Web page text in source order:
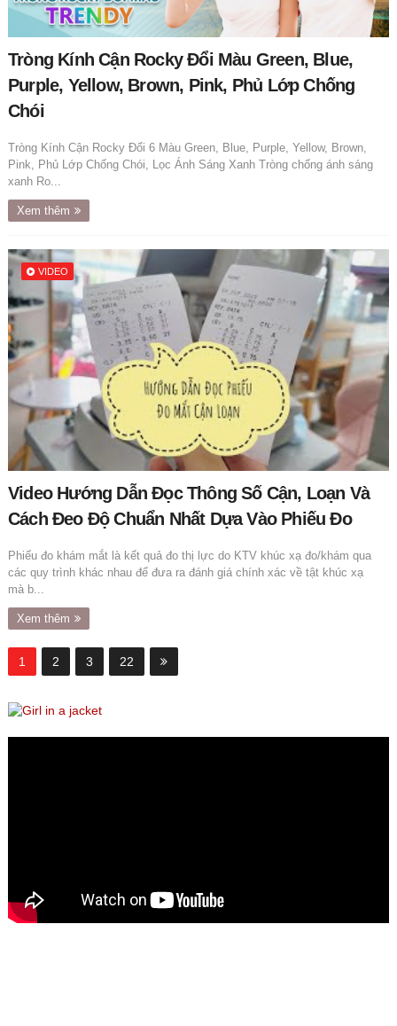
Tròng Kính Cận Rocky Đổi Màu Green, Blue,
Purple, Yellow, Brown, Pink, Phủ Lớp Chống
Chói
Tròng Kính Cận Rocky Đổi 6 Màu Green, Blue, Purple, Yellow, Brown,
Pink, Phủ Lớp Chống Chói, Lọc Ánh Sáng Xanh Tròng chống ánh sáng
xanh Ro...
Xem thêm
VIDEO
Video Hướng Dẫn Đọc Thông Số Cận, Loạn Và
Cách Đeo Độ Chuẩn Nhất Dựa Vào Phiếu Đo
Phiếu đo khám mắt là kết quả đo thị lực do KTV khúc xạ đo/khám qua
các quy trình khác nhau để đưa ra đánh giá chính xác về tật khúc xạ
mà b...
Xem thêm
1 2 3 22